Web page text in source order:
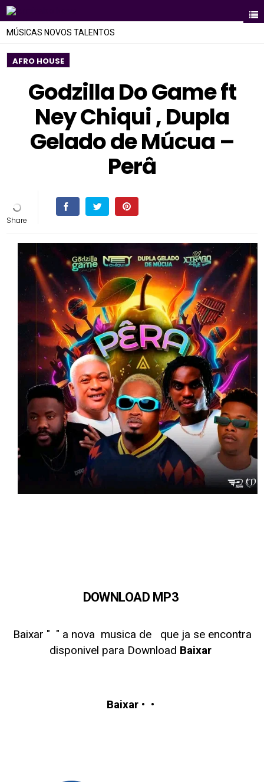
MÚSICAS NOVOS TALENTOS
AFRO HOUSE
Godzilla Do Game ft
Ney Chiqui , Dupla
Gelado de Múcua –
Perâ
DOWNLOAD MP3
Baixar " " a nova musica de
que ja se encontra
disponivel para Download Baixar
Baixar • •